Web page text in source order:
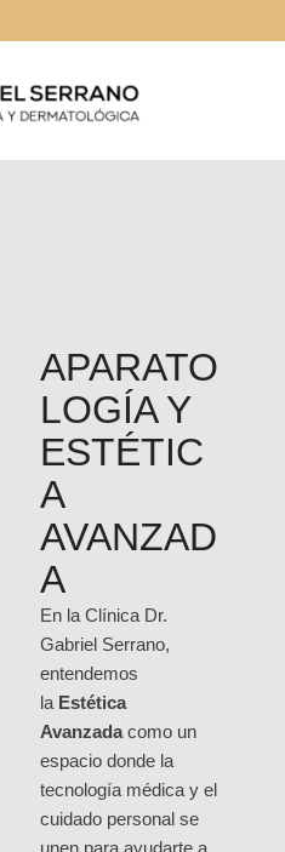
APARATO
LOGÍA Y
ESTÉTIC
A
AVANZAD
A
En la Clínica Dr.
Gabriel Serrano,
entendemos
la Estética
Avanzadacomo un
espacio donde la
tecnología médica y el
cuidado personal se
unen para ayudarte a